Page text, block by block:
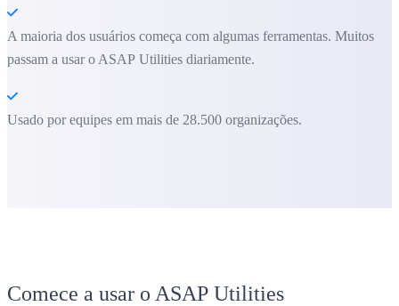
A maioria dos usuários começa com algumas ferramentas. Muitos
passam a usar o ASAP Utilities diariamente.
Usado por equipes em mais de 28.500 organizações.
Comece a usar o ASAP Utilities